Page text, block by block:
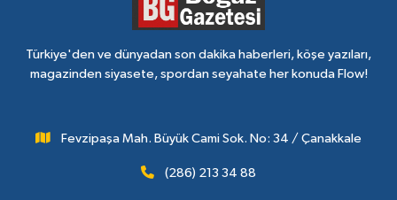
Türkiye'den ve dünyadan son dakika haberleri, köşe yazıları,
magazinden siyasete, spordan seyahate her konuda Flow!
Fevzipaşa Mah. Büyük Cami Sok. No: 34 / Çanakkale
(286) 213 34 88